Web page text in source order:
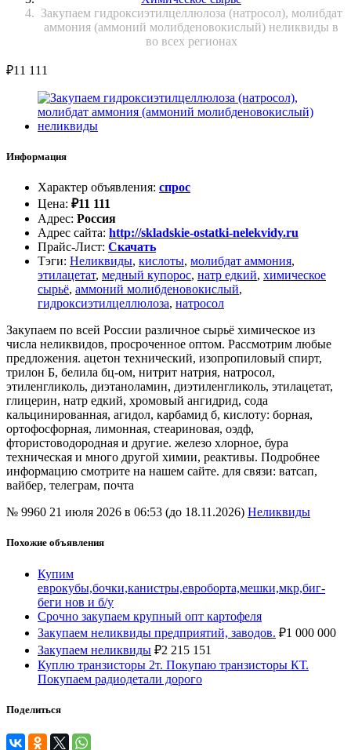
Закупаем гидроксиэтилцеллюлоза (натросол), молибдат
аммония (аммоний молибденовокислый) неликвиды в
во всех регионах
₽11 111
Информация
Характер объявления: спрос
Цена: ₽11 111
Адрес: Россия
Адрес сайта: http://skladskie-ostatki-nelekvidy.ru
Прайс-Лист: Скачать
Тэги: Неликвиды, кислоты, молибдат аммония,
этилацетат, медный купорос, натр едкий, химическое
сырьё, аммоний молибденовокислый,
гидроксиэтилцеллюлоза, натросол
Закупаем по всей России различное сырьё химическое из
числа неликвидов, просроченное оптом. Рассмотрим любые
предложения. ацетон технический, изопропиловый спирт,
трилон Б, белила бц-ом, нитрит натрия, натросол,
этиленгликоль, диэтаноламин, диэтиленгликоль, этилацетат,
глицерин, натр едкий, хромовый ангидрид, сода
кальцинированная, агидол, карбамид б, кислоту: борная,
ортофосфорная, лимонная, стеариновая, оэдф,
фтористоводородная и другие. железо хлорное, бура
техническая и много другой химии, реактивы. Подробнее
информацию смотрите на нашем сайте. для связи: ватсап,
вайбер, телеграм, почта
№ 9960 21 июля 2026 в 06:53 (до 18.11.2026) Неликвиды
Похожие объявления
Купим
еврокубы,бочки,канистры,евроборта,мешки,мкр,биг-
беги нов и б/у
Срочно закупаем крупный опт картофеля
Закупаем неликвиды предприятий, заводов. ₽1 000 000
Закупаем неликвиды ₽2 215 151
Куплю транзисторы 2т. Покупаю транзисторы КТ.
Покупаем радиодетали дорого
Поделиться